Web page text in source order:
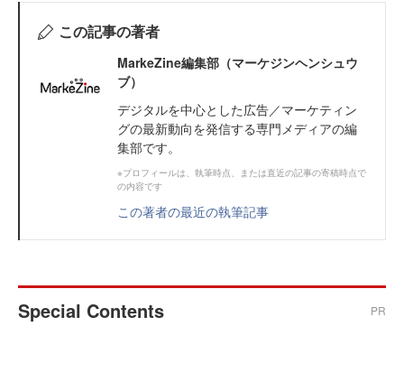
この記事の著者
MarkeZine編集部（マーケジンヘンシュウ
ブ）
デジタルを中心とした広告／マーケティン
グの最新動向を発信する専門メディアの編
集部です。
※プロフィールは、執筆時点、または直近の記事の寄稿時点で
の内容です
この著者の最近の執筆記事
Special Contents PR